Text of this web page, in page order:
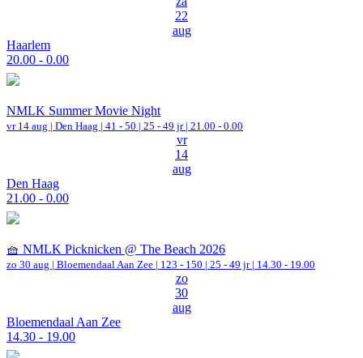
22
aug
Haarlem
20.00 - 0.00
NMLK Summer Movie Night
vr 14 aug | Den Haag | 41 - 50 | 25 - 49 jr | 21.00 - 0.00
vr
14
aug
Den Haag
21.00 - 0.00
🧺 NMLK Picknicken @ The Beach 2026
zo 30 aug | Bloemendaal Aan Zee | 123 - 150 | 25 - 49 jr | 14.30 - 19.00
zo
30
aug
Bloemendaal Aan Zee
14.30 - 19.00